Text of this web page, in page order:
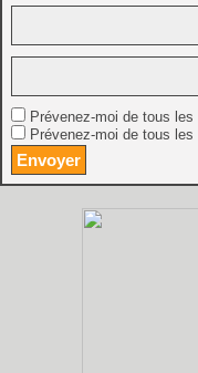
Prévenez-moi de tous
Prévenez-moi de tous